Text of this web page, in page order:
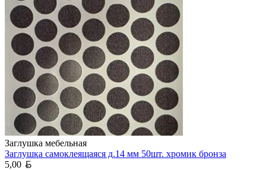
Заглушка мебельная
Заглушка самоклеящаяся д.14 мм 50шт. хромик бронза
5,00